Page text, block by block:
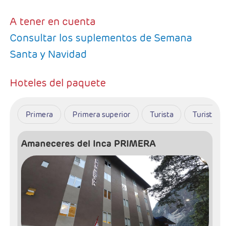
A tener en cuenta
Consultar los suplementos de Semana
Santa y Navidad
Hoteles del paquete
Primera Primera superior Turista Turista
Amaneceres del Inca PRIMERA